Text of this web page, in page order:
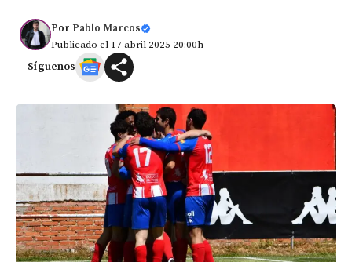
Por Pablo Marcos
Publicado el 17 abril 2025 20:00h
Síguenos